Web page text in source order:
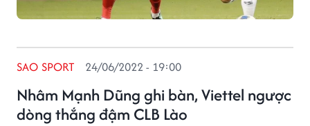
Nhâm Mạnh Dũng ghi bàn, Viettel ngược
dòng thắng đậm CLB Lào
SAO SPORT 24/06/2022 - 19:00